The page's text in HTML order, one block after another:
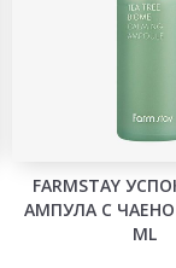
FARMSTAY
АМПУЛА С
ML